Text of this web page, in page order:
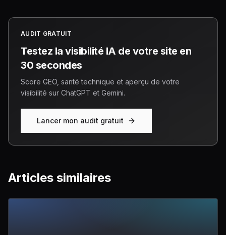
AUDIT GRATUIT
Testez la visibilité IA de votre site en
30 secondes
Score GEO, santé technique et aperçu de votre
visibilité sur ChatGPT et Gemini.
Lancer mon audit gratuit
Articles similaires